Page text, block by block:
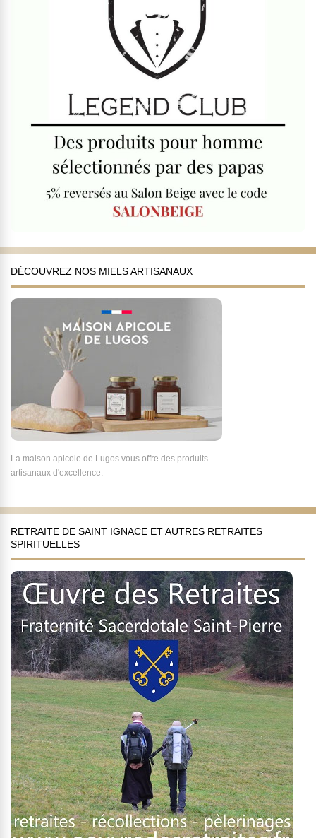
DÉCOUVREZ NOS MIELS ARTISANAUX
La maison apicole de Lugos vous offre des produits
artisanaux d'excellence.
RETRAITE DE SAINT IGNACE ET AUTRES RETRAITES
SPIRITUELLES